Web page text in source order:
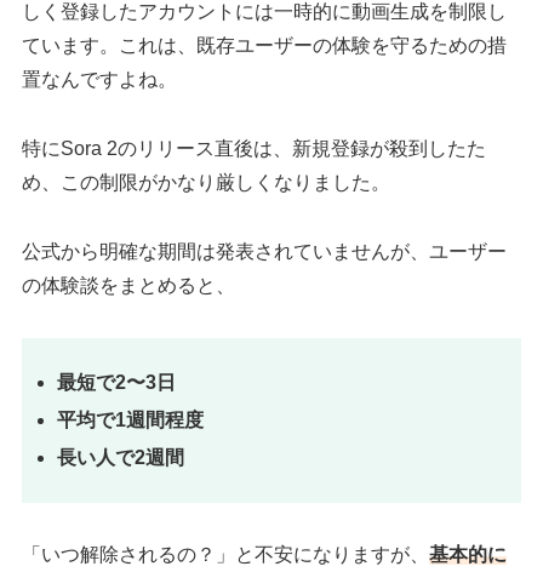
しく登録したアカウントには一時的に動画生成を制限し
ています。これは、既存ユーザーの体験を守るための措
置なんですよね。
特にSora 2のリリース直後は、新規登録が殺到したた
め、この制限がかなり厳しくなりました。
公式から明確な期間は発表されていませんが、ユーザー
の体験談をまとめると、
最短で2〜3日
平均で1週間程度
長い人で2週間
「いつ解除されるの？」と不安になりますが、基本的に